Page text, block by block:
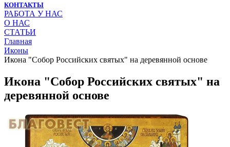
КОНТАКТЫ
РАБОТА У НАС
О НАС
СТАТЬИ
Главная
Иконы
Икона "Собор Российских святых" на деревянной основе
Икона "Собор Российских святых" на
деревянной основе